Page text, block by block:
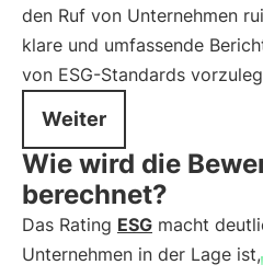
den Ruf von Unternehmen
klare und umfassende
von ESG-Standards
Weiter
Wie wird die
berechnet?
Das Rating ESG macht
Unternehmen in der Lage ist,